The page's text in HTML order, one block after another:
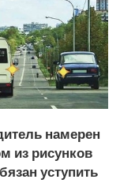
намерен
из рисунков
уступить